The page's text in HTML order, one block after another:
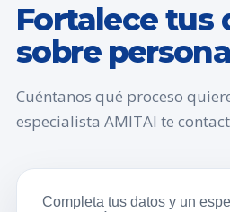
Fortalece tus
sobre
Cuéntanos qué proceso
especialista AMITAI te